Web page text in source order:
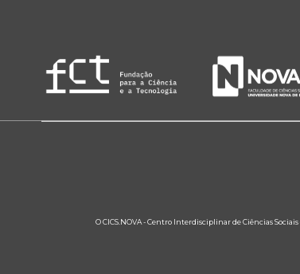
O CICS.NOVA - Centro Interdisciplinar de Ciências